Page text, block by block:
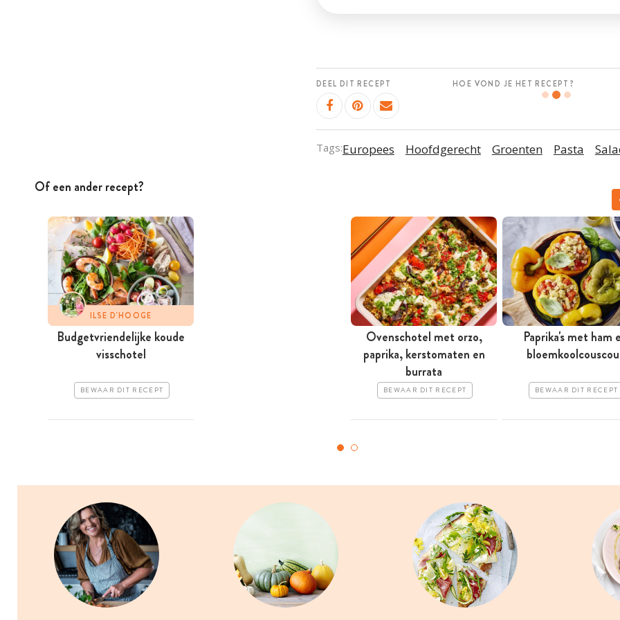
DEEL DIT RECEPT HOE VOND JE HET RECEPT?
Tags:Europees Hoofdgerecht Groenten Pasta
Of een ander recept?
ILSE D'HOOGE
Budgetvriendelijke koude
visschotel
BEWAAR DIT RECEPT
Ovenschotel met orzo,
paprika, kerstomaten en
burrata
BEWAAR DIT RECEPT
Paprika's met ham
BEWAAR DIT RECEPT